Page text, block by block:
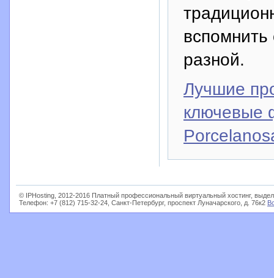
разной.
Лучшие
ключевые
© IPHosting, 2012-2016 Платный профессиональный виртуальный хостинг,
Телефон: +7 (812) 715-32-24, Санкт-Петербург, проспект Луначарского, д. 76к2